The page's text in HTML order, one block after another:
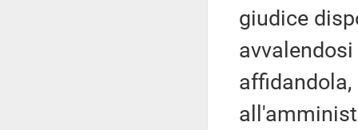
giudice